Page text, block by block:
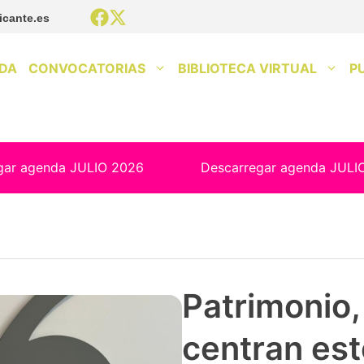
CONVOCATORIAS BIBLIOTECA VIRTUAL
agenda JULIO 2026 Descarregar agenda
centran